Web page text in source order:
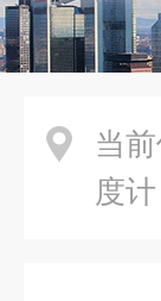
当前
度计